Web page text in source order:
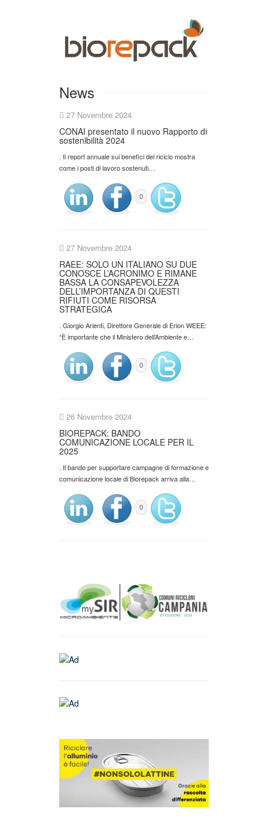
News
27 Novembre 2024
CONAI presentato il nuovo Rapporto di
sostenibilità 2024
. Il report annuale sui benefici del riciclo mostra
come i posti di lavoro sostenuti…
0
27 Novembre 2024
RAEE: SOLO UN ITALIANO SU DUE
CONOSCE L’ACRONIMO E RIMANE
BASSA LA CONSAPEVOLEZZA
DELL’IMPORTANZA DI QUESTI
RIFIUTI COME RISORSA
STRATEGICA
. Giorgio Arienti, Direttore Generale di Erion WEEE:
“È importante che il Ministero dell’Ambiente e…
0
26 Novembre 2024
BIOREPACK: BANDO
COMUNICAZIONE LOCALE PER IL
2025
. Il bando per supportare campagne di formazione e
comunicazione locale di Biorepack arriva alla…
0